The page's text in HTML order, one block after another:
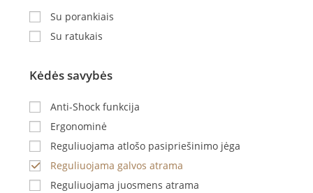
Su porankiais
Su ratukais
Kėdės savybės
Anti-Shock funkcija
Ergonominė
Reguliuojama atlošo pasipriešinimo jėga
Reguliuojama galvos atrama
Reguliuojama juosmens atrama